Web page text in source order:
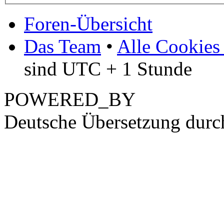
Foren-Übersicht
Das Team • Alle Cookies
sind UTC + 1 Stunde
POWERED_BY
Deutsche Übersetzung